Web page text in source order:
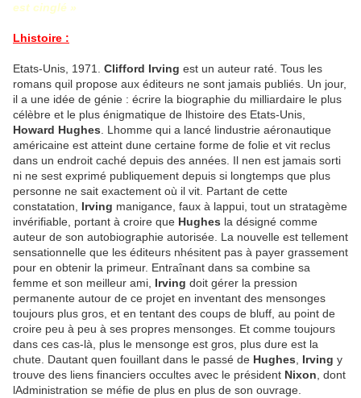
est cinglé »
Lhistoire :
Etats-Unis, 1971. Clifford Irving est un auteur raté. Tous les
romans quil propose aux éditeurs ne sont jamais publiés. Un jour,
il a une idée de génie : écrire la biographie du milliardaire le plus
célèbre et le plus énigmatique de lhistoire des Etats-Unis,
Howard Hughes . Lhomme qui a lancé lindustrie aéronautique
américaine est atteint dune certaine forme de folie et vit reclus
dans un endroit caché depuis des années. Il nen est jamais sorti
ni ne sest exprimé publiquement depuis si longtemps que plus
personne ne sait exactement où il vit. Partant de cette
constatation, Irving manigance, faux à lappui, tout un stratagème
invérifiable, portant à croire que Hughes la désigné comme
auteur de son autobiographie autorisée. La nouvelle est tellement
sensationnelle que les éditeurs nhésitent pas à payer grassement
pour en obtenir la primeur. Entraînant dans sa combine sa
femme et son meilleur ami, Irving doit gérer la pression
permanente autour de ce projet en inventant des mensonges
toujours plus gros, et en tentant des coups de bluff, au point de
croire peu à peu à ses propres mensonges. Et comme toujours
dans ces cas-là, plus le mensonge est gros, plus dure est la
chute. Dautant quen fouillant dans le passé de Hughes Irving y
trouve des liens financiers occultes avec le président Nixon , dont
lAdministration se méfie de plus en plus de son ouvrage.